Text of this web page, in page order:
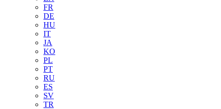
FR
DE
HU
IT
JA
KO
PL
PT
RU
ES
SV
TR